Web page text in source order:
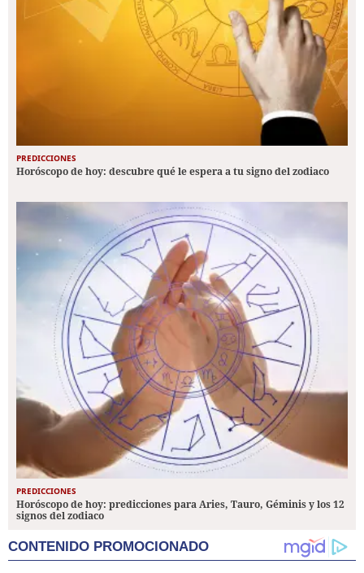
PREDICCIONES
Horóscopo de hoy: descubre qué le espera a tu signo del zodiaco
PREDICCIONES
Horóscopo de hoy: predicciones para Aries, Tauro, Géminis y los 12
signos del zodiaco
CONTENIDO PROMOCIONADO